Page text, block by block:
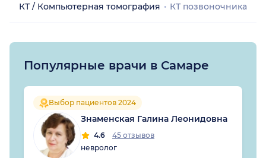
КТ / Компьютерная томография
КТ позвоночника
Популярные врачи в Самаре
Выбор пациентов 2024
Знаменская Галина Леонидовна
4.6
45 отзывов
невролог